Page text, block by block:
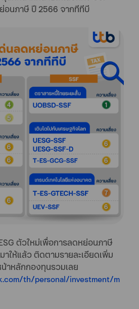
อนภาษี ปี 2566 จากทีทีบี
ตัวใหม่เพื่อการลดหย่อนภาษี
ให้แล้ว ติดตามรายละเอียดเพิ่ม
น้าหลักกองทุนรวมเลย
th/personal/investment/m